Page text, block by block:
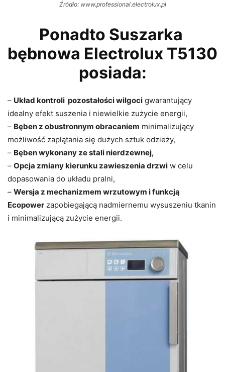
Źródło: www.professional.electrolux.pl
Ponadto Suszarka
bębnowa Electrolux T5130
posiada:
– Układ kontroli pozostałości wilgoci gwarantujący
idealny efekt suszenia i niewielkie zużycie energii,
– Bęben z obustronnym obracaniem minimalizujący
możliwość zaplątania się dużych sztuk odzieży,
– Bęben wykonany ze stali nierdzewnej,
– Opcja zmiany kierunku zawieszenia drzwi w celu
dopasowania do układu pralni,
– Wersja z mechanizmem wrzutowym i funkcją
Ecopower zapobiegającą nadmiernemu wysuszeniu tkanin
i minimalizującą zużycie energii.